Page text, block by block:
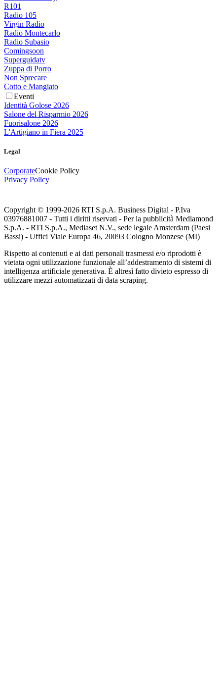
R101
Radio 105
Virgin Radio
Radio Montecarlo
Radio Subasio
Comingsoon
Superguidatv
Zuppa di Porro
Non Sprecare
Cotto e Mangiato
Eventi
Identità Golose 2026
Salone del Risparmio 2026
Fuorisalone 2026
L'Artigiano in Fiera 2025
Legal
CorporateCookie Policy
Privacy Policy
Copyright © 1999-2026 RTI S.p.A. Business Digital - P.Iva
03976881007 - Tutti i diritti riservati - Per la pubblicità Mediamond
S.p.A. - RTI S.p.A., Mediaset N.V., sede legale Amsterdam (Paesi
Bassi) - Uffici Viale Europa 46, 20093 Cologno Monzese (MI)
Rispetto ai contenuti e ai dati personali trasmessi e/o riprodotti è
vietata ogni utilizzazione funzionale all’addestramento di sistemi di
intelligenza artificiale generativa. È altresì fatto divieto espresso di
utilizzare mezzi automatizzati di data scraping.